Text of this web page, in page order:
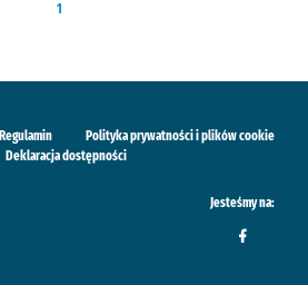
1
Regulamin
Polityka prywatności i plików cookie
Deklaracja dostępności
Jesteśmy na: